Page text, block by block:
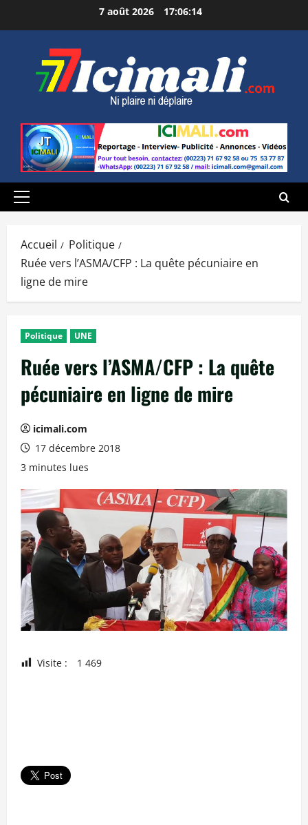
au
7 août 2026 17:06:15
Menu
Accueil
Politique
Ruée vers l’ASMA/CFP : La quête pécuniaire en
ligne de mire
Politique UNE
Ruée vers l’ASMA/CFP : La quête
pécuniaire en ligne de mire
icimali.com
17 décembre 2018
3 minutes lues
Visite : 1 469